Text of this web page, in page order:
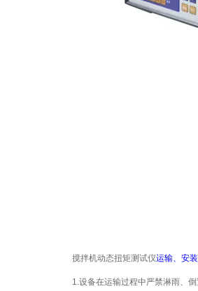
搅拌机动态扭矩测试仪运输、安
1.设备在运输过程中严禁淋雨、